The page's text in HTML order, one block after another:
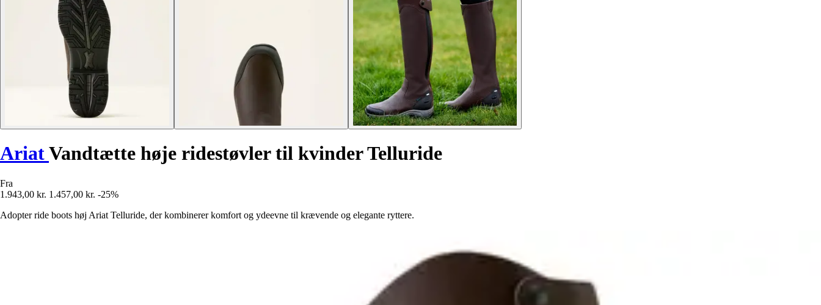
AriatVandtætte høje ridestøvler til kvinder Telluride
Fra
1.943,00 kr. 1.457,00 kr. -25%
Adopter ride boots høj Ariat Telluride, der kombinerer komfort og ydeevne til krævende og elegante ryttere.